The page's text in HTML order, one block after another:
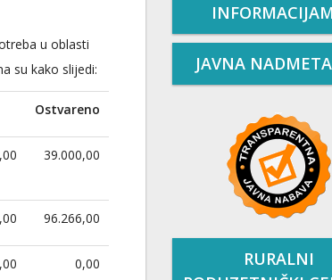
u oblasti
su kako slijedi:
Ostvareno
39.000,00
96.266,00
0,00
JAVNA
RURALNI